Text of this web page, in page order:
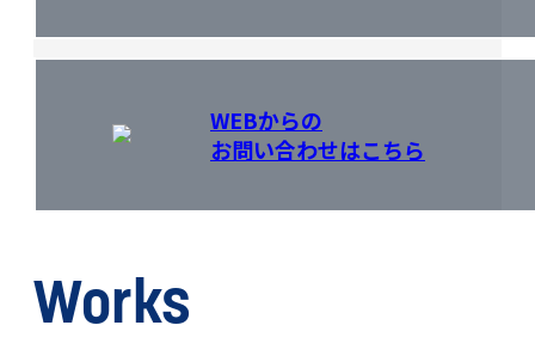
WEBからの
お問い合わせはこちら
Works